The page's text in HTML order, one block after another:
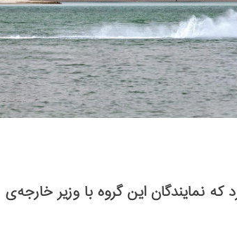
نمایندگان این گروه با وزیر خارجه‌ی